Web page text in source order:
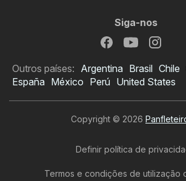
Siga-nos
Outros países: Argentina Brasil Chile
España México Perú United States
Copyright © 2026
Definir política de
Termos e condições de utilização